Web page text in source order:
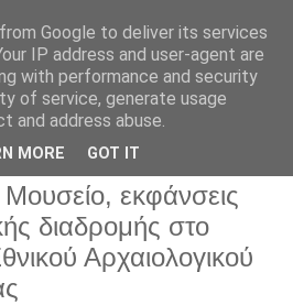
εκφάνσεις
διαδρομής στο
Αρχαιολογικού
Google to deliver its services
IP address and user-agent are
with performance and security
of service, generate usage
and address abuse.
MORE GOT IT